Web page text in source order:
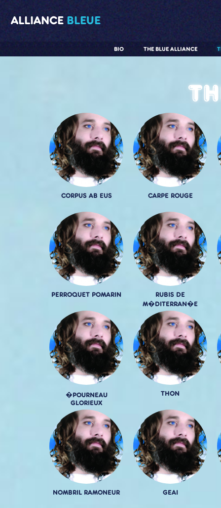
ALLIANCE BLEUE
THE BLUE ALLIANCE
BIO
CORPUS AB EUS CARPE ROUGE
PERROQUET POMARIN
RUBIS DE
M�DITERRAN�E
�POURNEAU
GLORIEUX
THON
NOMBRIL RAMONEUR GEAI